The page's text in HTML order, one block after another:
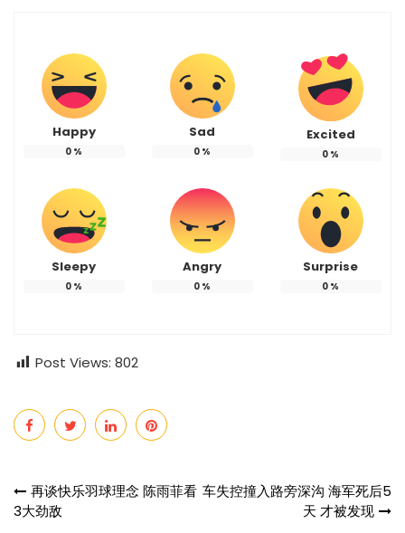
Happy
0 %
Sad
0 %
Excited
0 %
Sleepy
0 %
Angry
0 %
Surprise
0 %
Post Views: 802
Post
再谈快乐羽球理念 陈雨菲看
3大劲敌
车失控撞入路旁深沟 海军死后5
天 才被发现